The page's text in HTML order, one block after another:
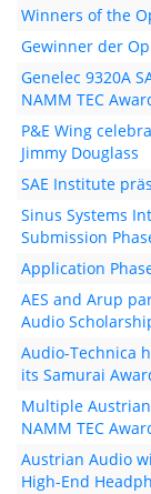
Winners of the
Gewinner der
Genelec 9320A
NAMM TEC
P&E Wing
Jimmy Douglass
SAE Institute
Sinus Systems
Submission
Application
AES and Arup
Audio
Audio-Technica
its Samurai
Multiple
NAMM TEC
Austrian Audio
High-End